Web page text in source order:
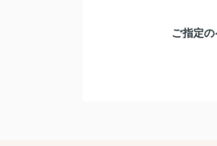
ご指定